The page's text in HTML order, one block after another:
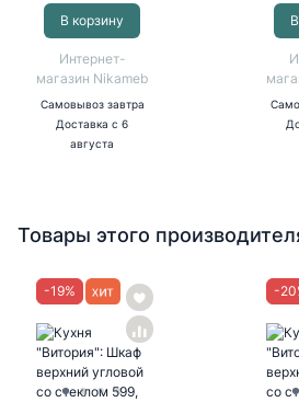
В корзину
Интернет-
магазин Nikameb
Самовывоз завтра
Доставка с 6
августа
Товары этого
-19% -20